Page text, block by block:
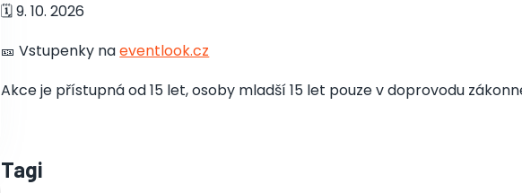
🗓️ 9. 10. 2026
🎫 Vstupenky naeventlook.cz
Akce je přístupná od 15 let, osoby mladší 15 let pouze v doprovodu
Tagi